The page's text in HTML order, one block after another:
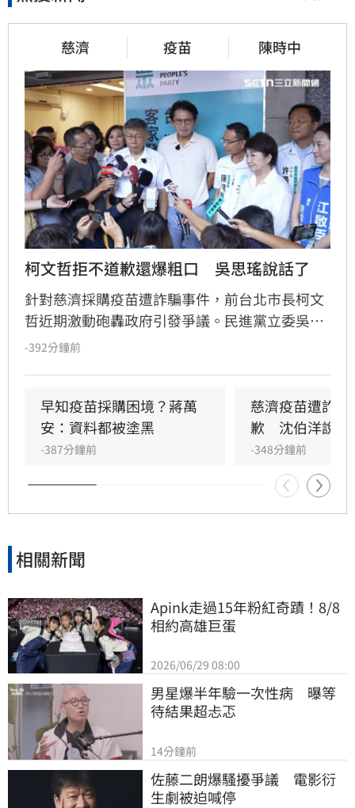
慈濟 疫苗 陳時中
柯文哲拒不道歉還爆粗口　吳思瑤說話了
針對慈濟採購疫苗遭詐騙事件，前台北市長柯文
哲近期激動砲轟政府引發爭議。民進黨立委吳思
瑤對此重砲回擊，直指當年「藍白紅」聯手抹黑
人健康、阻絕詐騙掮客，真相大白後，藍白陣營
仍持續造謠甩鍋。她批評蔣萬安與柯文哲無視事
實、試圖洗腦市民，認為這種政治口水已無正當
性，呼籲回歸專業問政，並強調台灣民眾不會再
次被誤導，政治抹黑手段終將遭民意唾棄。
-392分鐘前
早知疫苗採購困境？蔣萬
安：資料都被塗黑
-387分鐘前
慈濟疫苗遭詐
歉　沈伯洋說話
-348分鐘前
相關新聞
Apink走過15年粉紅奇蹟！8/8
相約高雄巨蛋
2026/06/29 08:00
男星爆半年驗一次性病　曝等
待結果超忐忑
14分鐘前
佐藤二朗爆騷擾爭議　電影衍
生劇被迫喊停